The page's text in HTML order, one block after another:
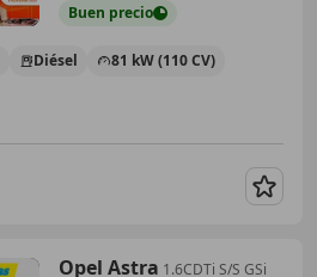
Buen precio
Diésel 81 kW (110 CV)
Opel Astra 1.6CDTi S/S GSi